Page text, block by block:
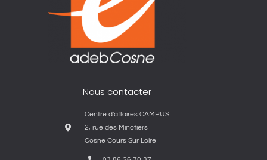
Nous contacter
Centre d'affaires CAMPUS
2, rue des Minotiers
Cosne Cours Sur Loire